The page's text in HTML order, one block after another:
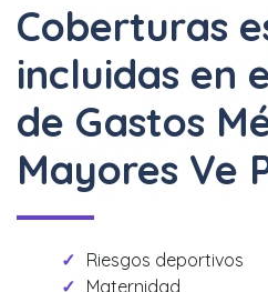
Coberturas
incluidas en
de Gastos
Mayores Ve
Riesgos deportivos
Maternidad